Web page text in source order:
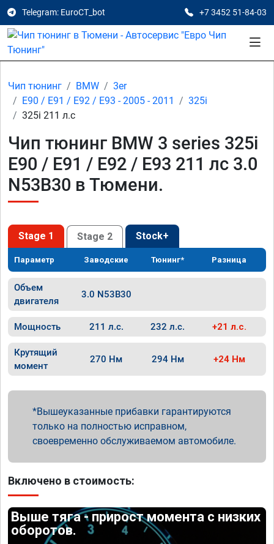
Telegram: EuroCT_bot +7 3452 51-84-03
Чип тюнинг BMW
3er
E90 / E91 / E92 / E93 - 2005 - 2011
325i
325i 211 л.с
Чип тюнинг BMW 3 series 325i
E90 / E91 / E92 / E93 211 лс 3.0
N53B30 в Тюмени.
Stage 1 Stage 2 Stock+
Параметр Заводские Тюнинг* Разница
Объем
двигателя
3.0 N53B30
Мощность 211 л.с. 232 л.с. +21 л.с.
Крутящий
момент
270 Нм 294 Нм +24 Нм
Вышеуказанные прибавки гарантируются
только на полностью исправном,
своевременно обслуживаемом автомобиле.
Включено в стоимость:
Выше тяга - прирост момента с низких
оборотов.